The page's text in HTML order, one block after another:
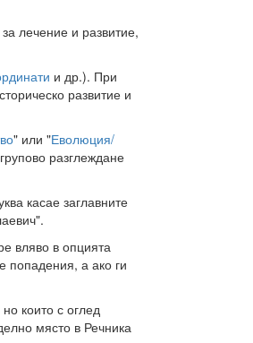
лечение и развитие,
и др.). При
развитие и
" или "Еволюция/
разглеждане
касае заглавните
вляво в опцията
попадения, а ако ги
които с оглед
място в Речника